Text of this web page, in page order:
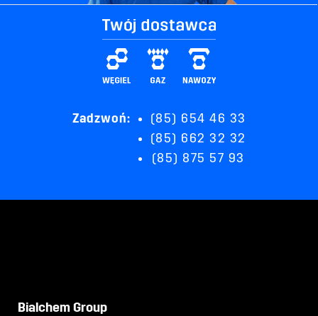
Zadzwoń:
(85) 654 46 33
(85) 662 32 32
(85) 875 57 93
Bialchem Group